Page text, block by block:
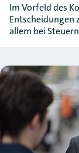
Im Vorfeld des
Entscheidungen
allem bei